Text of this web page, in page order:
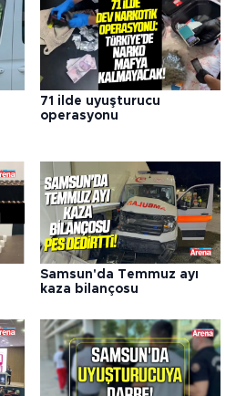
71 ilde uyuşturucu
operasyonu
Samsun'da Temmuz ayı
kaza bilançosu